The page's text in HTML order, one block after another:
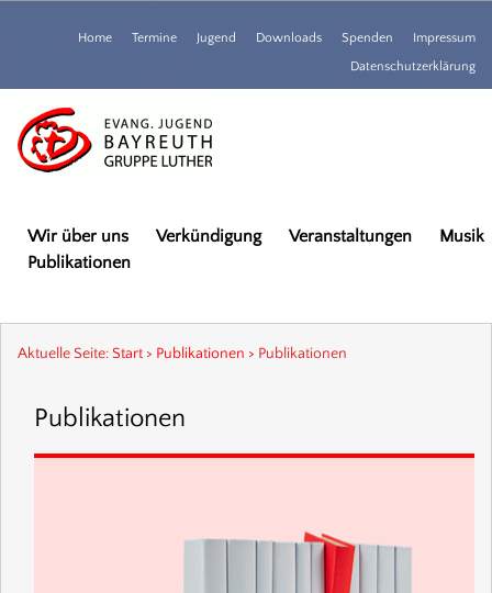
Home Termine Jugend Downloads Spenden
Impressum
Datenschutzerklärung
Wir über uns Verkündigung Veranstaltungen
Musik
Publikationen
Aktuelle Seite:Start > Publikationen > Publikationen
Publikationen